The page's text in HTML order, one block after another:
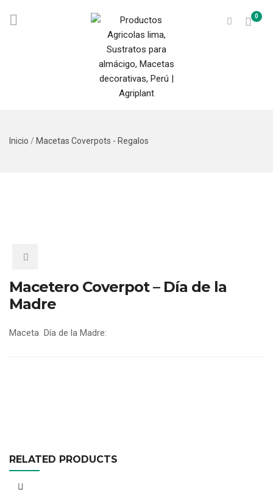
0
Inicio / Macetas Coverpots - Regalos
Macetero Coverpot – Día de la
Madre
Maceta Día de la Madre:
RELATED PRODUCTS